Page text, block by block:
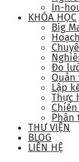
In-
KHÓA HỌC
Big
Đo
Lập
Thực
Phân
THƯ VIỆN
BLOG
LIÊN HỆ